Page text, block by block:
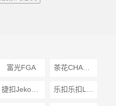
富光FGA
捷扣JekoJeko